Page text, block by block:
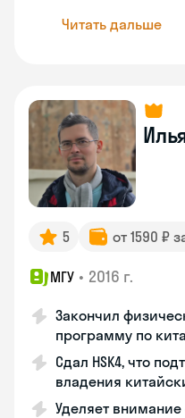
Читать дальше
5 от 1590 ₽
МГУ • 2016 г.
Закончил
программу по
Сдал HSK4, что
владения
Уделяет